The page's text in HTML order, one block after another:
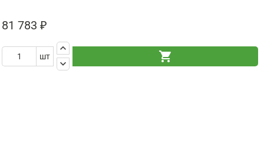
81 783 ₽
шт
keyboard_arrow_up
keyboard_arrow_down
shopping_cart